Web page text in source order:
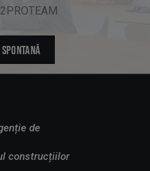
de
construcțiilor